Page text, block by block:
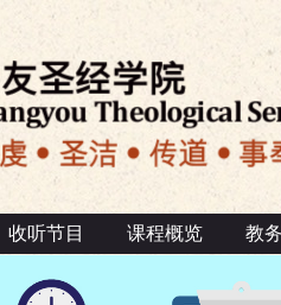
收听节目 课程概览 教